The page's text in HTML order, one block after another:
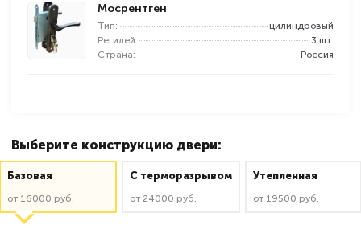
Мосрентген
Тип:
цилиндровый
Регилей:
3 шт.
Страна:
Россия
Выберите конструкцию двери:
Базовая
от 16000 руб.
C терморазрывом
от 24000 руб.
Утепленная
от 19500 руб.